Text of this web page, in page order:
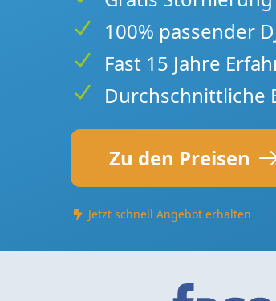
100% passender
Fast 15 Jahre
Durchschnittliche
Zu den Preisen
Jetzt schnell Angebot erhalten